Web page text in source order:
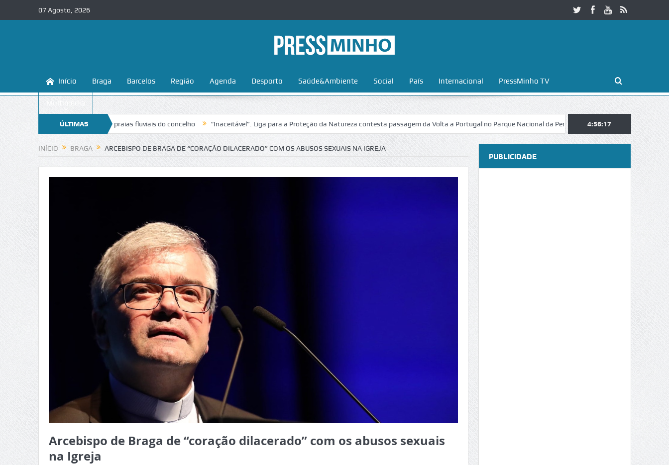
07 Agosto, 2026
Início Braga Barcelos Região Agenda Desporto Saúde&Ambiente Social País Internacional PressMinho TV
Multimédia
ÚLTIMAS
NOTÍCIAS
e proteger as praias fluviais do concelho “Inaceitável”. Liga para a Proteção da Natureza contesta passagem da Volta a Portugal no Parque Nacional da Peneda-Gerês Esposende. Galaicofolia atrai
4:56:18
INÍCIO BRAGA ARCEBISPO DE BRAGA DE “CORAÇÃO DILACERADO” COM OS ABUSOS SEXUAIS NA IGREJA
Arcebispo de Braga de “coração dilacerado” com os abusos sexuais
na Igreja
PUBLICIDADE